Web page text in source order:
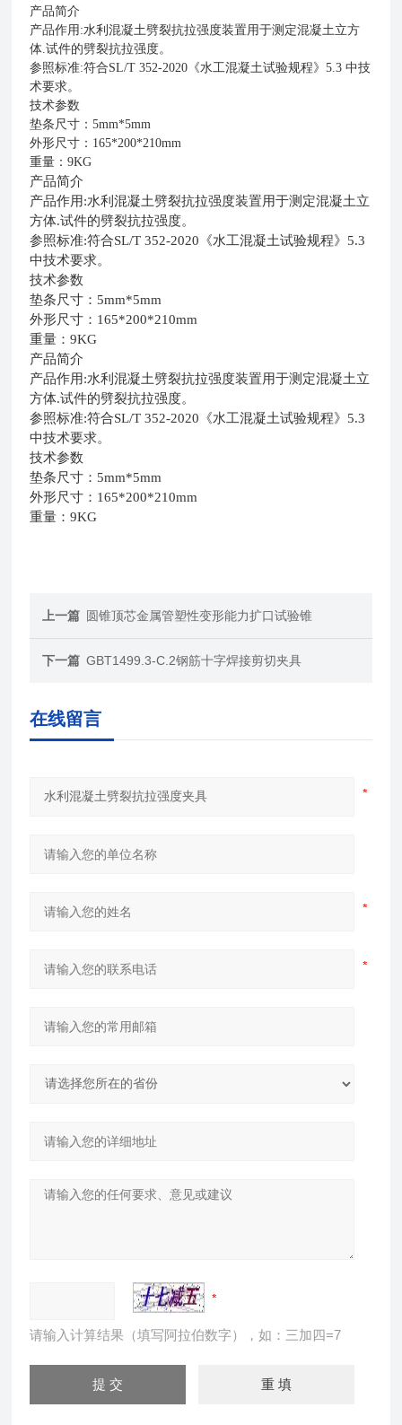
产品简介
产品作用 :水利混凝土劈裂抗拉强度装置用于测定混凝土立方
体 .试件的劈裂抗拉强度。
参照标准:符合SL/T 352-2020《水工混凝土试验规程》5.3 中技
术要求。
技术参数
垫条尺寸：5mm*5mm
外形尺寸： 165*200*210mm
重量：9KG
产品简介
产品作用:水利混凝土劈裂抗拉强度装置用于测定混凝土立
方体.试件的劈裂抗拉强度。
参照标准:符合SL/T 352-2020《水工混凝土试验规程》5.3
中技术要求。
技术参数
垫条尺寸：5mm*5mm
外形尺寸：165*200*210mm
重量：9KG
产品简介
产品作用:水利混凝土劈裂抗拉强度装置用于测定混凝土立
方体.试件的劈裂抗拉强度。
参照标准:符合SL/T 352-2020《水工混凝土试验规程》5.3
中技术要求。
技术参数
垫条尺寸：5mm*5mm
外形尺寸：165*200*210mm
重量：9KG
上一篇 圆锥顶芯金属管塑性变形能力扩口试验锥
下一篇 GBT1499.3-C.2钢筋十字焊接剪切夹具
在线留言
请输入计算结果（填写阿拉伯数字），如：三加四=7